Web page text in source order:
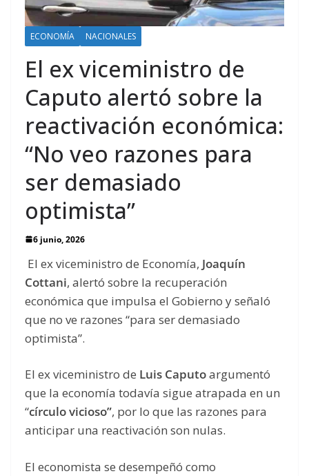
ECONOMÍA NACIONALES
El ex viceministro de
Caputo alertó sobre la
reactivación económica:
“No veo razones para
ser demasiado
optimista”
6 junio, 2026
El ex viceministro de Economía, Joaquín
Cottani, alertó sobre la recuperación
económica que impulsa el Gobierno y señaló
que no ve razones “para ser demasiado
optimista”.
El ex viceministro de Luis Caputoargumentó
que la economía todavía sigue atrapada en un
“círculo vicioso”, por lo que las razones para
anticipar una reactivación son nulas.
El economista se desempeñó como